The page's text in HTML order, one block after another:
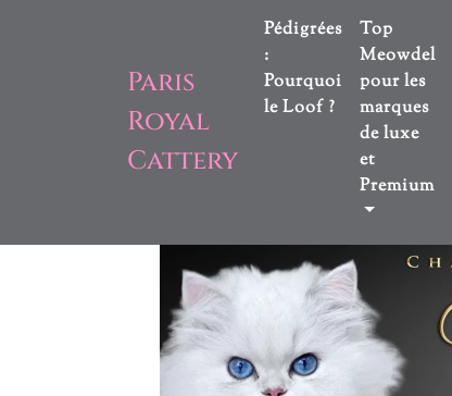
Paris
Royal
Cattery
Pédigrées
:
Pourquoi
le Loof ?
Top
Meowdel
pour les
marques
de luxe
et
Premium